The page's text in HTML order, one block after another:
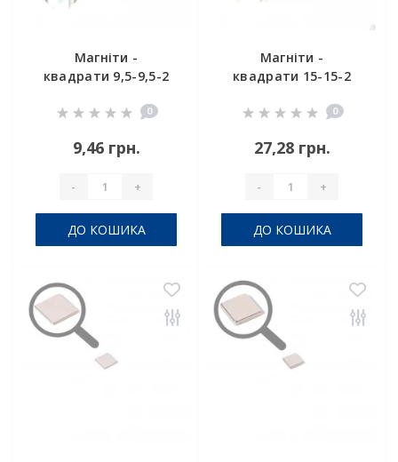
Магніти -
квадрати 9,5-9,5-2
0
9,46 грн.
- +
ДО КОШИКА
Магніти -
квадрати 15-15-2
0
27,28 грн.
- +
ДО КОШИКА